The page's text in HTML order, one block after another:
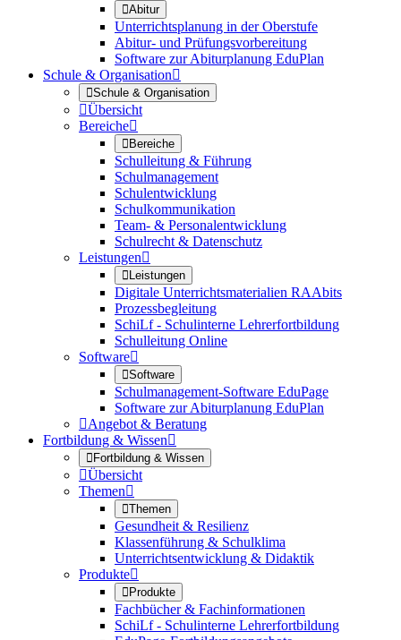
Abitur
Unterrichtsplanung in der Oberstufe
Abitur- und Prüfungsvorbereitung
Software zur Abiturplanung EduPlan
Schule & Organisation
Schule & Organisation
Übersicht
Bereiche
Bereiche
Schulleitung & Führung
Schulmanagement
Schulentwicklung
Schulkommunikation
Team- & Personalentwicklung
Schulrecht & Datenschutz
Leistungen
Leistungen
Digitale Unterrichtsmaterialien RAAbits
Prozessbegleitung
SchiLf - Schulinterne Lehrerfortbildung
Schulleitung Online
Software
Software
Schulmanagement-Software EduPage
Software zur Abiturplanung EduPlan
Angebot & Beratung
Fortbildung & Wissen
Fortbildung & Wissen
Übersicht
Themen
Themen
Gesundheit & Resilienz
Klassenführung & Schulklima
Unterrichtsentwicklung & Didaktik
Produkte
Produkte
Fachbücher & Fachinformationen
SchiLf - Schulinterne Lehrerfortbildung